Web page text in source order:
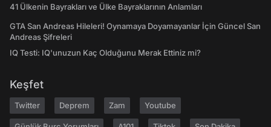
41 Ülkenin Bayrakları ve Ülke Bayraklarının Anlamları
GTA San Andreas Hileleri! Oynamaya Doyamayanlar İçin Güncel San
Andreas Şifreleri
IQ Testi: IQ'unuzun Kaç Olduğunu Merak Ettiniz mi?
Keşfet
Twitter Deprem Zam Youtube